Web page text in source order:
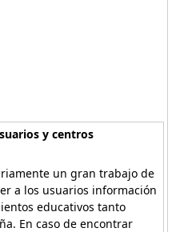
y centros
un gran trabajo de
a los usuarios información
educativos tanto
En caso de encontrar